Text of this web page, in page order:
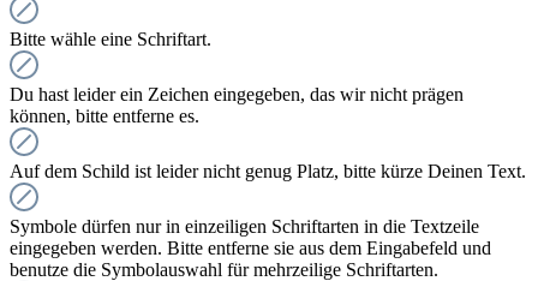
Bitte wähle eine Schriftart.
Du hast leider ein Zeichen eingegeben, das wir nicht prägen
können, bitte entferne es.
Auf dem Schild ist leider nicht genug Platz, bitte kürze Deinen Text.
Symbole dürfen nur in einzeiligen Schriftarten in die Textzeile
eingegeben werden. Bitte entferne sie aus dem Eingabefeld und
benutze die Symbolauswahl für mehrzeilige Schriftarten.